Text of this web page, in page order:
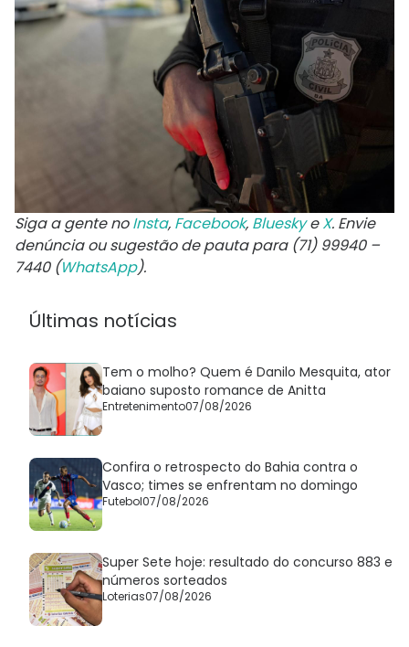
Siga a gente noInsta, Facebook, BlueskyeX. Envie
denúncia ou sugestão de pauta para (71) 99940 –
7440 (WhatsApp).
Últimas notícias
Tem o molho? Quem é Danilo Mesquita, ator
baiano suposto romance de Anitta
Entretenimento07/08/2026
Confira o retrospecto do Bahia contra o
Vasco; times se enfrentam no domingo
Futebol07/08/2026
Super Sete hoje: resultado do concurso 883 e
números sorteados
Loterias07/08/2026